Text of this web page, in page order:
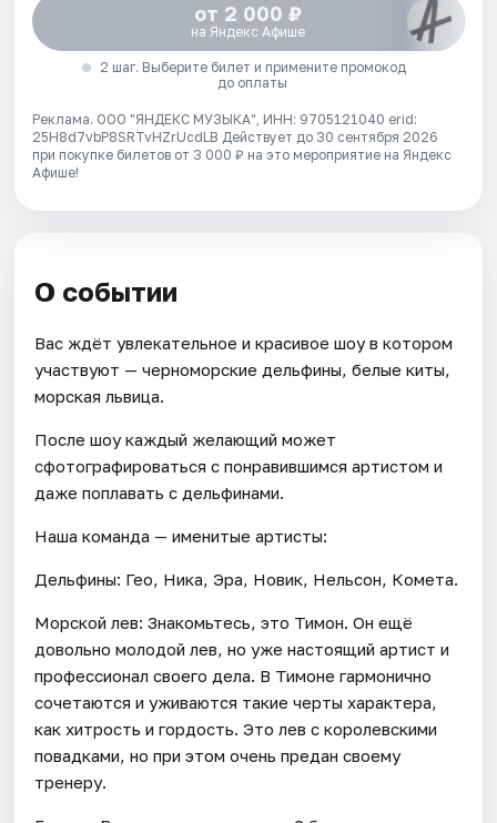
от 2 000 ₽
на Яндекс Афише
2 шаг. Выберите билет и примените промокод
до оплаты
Реклама. ООО "ЯНДЕКС МУЗЫКА", ИНН: 9705121040 erid:
25H8d7vbP8SRTvHZrUcdLB Действует до 30 сентября 2026
при покупке билетов от 3 000 ₽ на это мероприятие на Яндекс
Афише!
О событии
Вас ждёт увлекательное и красивое шоу в котором
участвуют — черноморские дельфины, белые киты,
морская львица.
После шоу каждый желающий может
сфотографироваться с понравившимся артистом и
даже поплавать с дельфинами.
Наша команда — именитые артисты:
Дельфины: Гео, Ника, Эра, Новик, Нельсон, Комета.
Морской лев: Знакомьтесь, это Тимон. Он ещё
довольно молодой лев, но уже настоящий артист и
профессионал своего дела. В Тимоне гармонично
сочетаются и уживаются такие черты характера,
как хитрость и гордость. Это лев с королевскими
повадками, но при этом очень предан своему
тренеру.